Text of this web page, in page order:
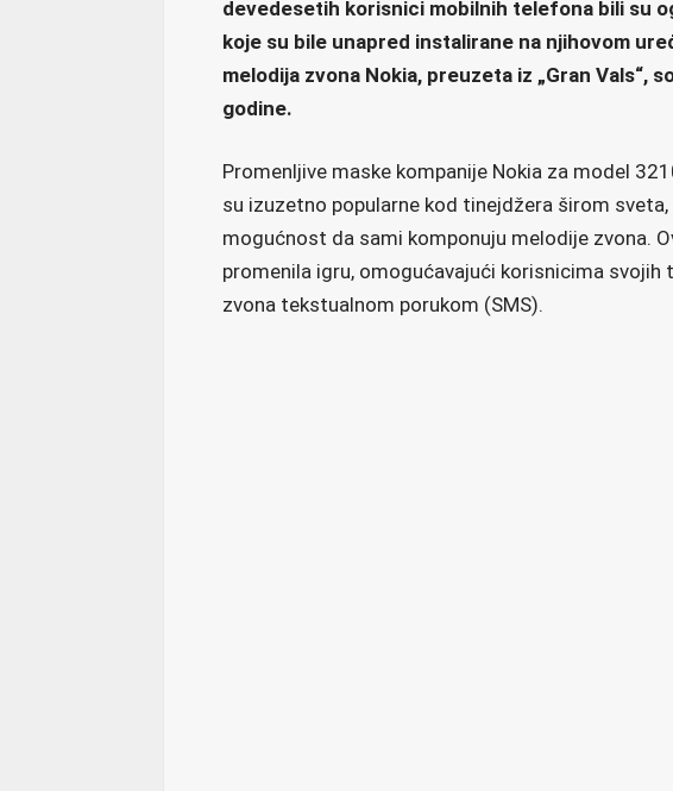
devedesetih korisnici mobilnih telefona bili su
koje su bile unapred instalirane na njihovom
melodija zvona Nokia, preuzeta iz „Gran Vals“,
godine.
Promenljive maske kompanije Nokia za model
su izuzetno popularne kod tinejdžera širom
mogućnost da sami komponuju melodije zvona.
promenila igru, omogućavajući korisnicima
zvona tekstualnom porukom (SMS).